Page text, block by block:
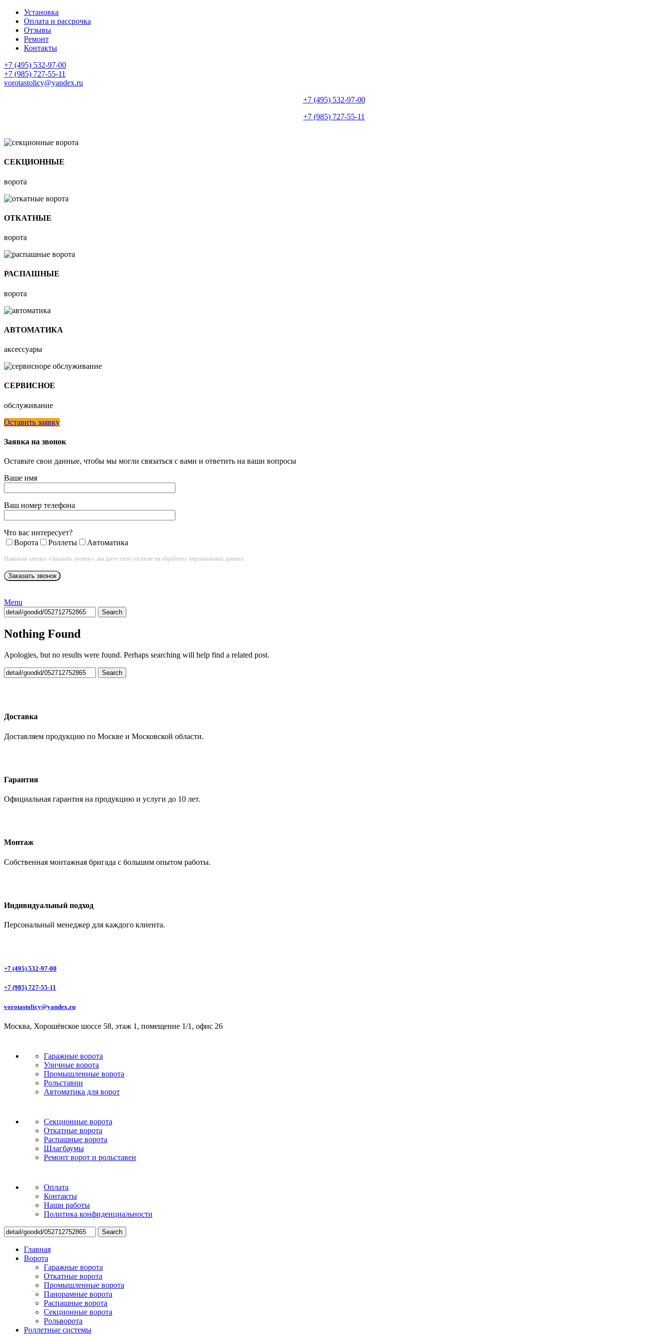
Установка
Оплата и рассрочка
Отзывы
Ремонт
Контакты
+7 (495) 532-97-00
+7 (985) 727-55-11
vorotastolicy@yandex.ru
+7 (495) 532-97-00
+7 (985) 727-55-11
СЕКЦИОННЫЕ
ворота
ОТКАТНЫЕ
ворота
РАСПАШНЫЕ
ворота
АВТОМАТИКА
аксессуары
СЕРВИСНОЕ
обслуживание
Оставить заявку
Заявка на звонок
Оставьте свои данные, чтобы мы могли связаться с вами и ответить на ваши вопросы
Ваше имя
Ваш номер телефона
Что вас интересует?
Ворота
Роллеты Автоматика
Нажимая кнопку «Заказать звонок», вы даёте свое согласие на обработку персональных данных
Menu
Search
Nothing Found
Apologies, but no results were found. Perhaps searching will help find a related post.
Search
Доставка
Доставляем продукцию по Москве и Московской области.
Гарантия
Официальная гарантия на продукцию и услуги до 10 лет.
Монтаж
Собственная монтажная бригада с большим опытом работы.
Индивидуальный подход
Персональный менеджер для каждого клиента.
+7 (495) 532-97-00
+7 (985) 727-55-11
vorotastolicy@yandex.ru
Москва, Хорошёвское шоссе 58, этаж 1, помещение 1/1, офис 26
Гаражные ворота
Уличные ворота
Промышленные ворота
Рольставни
Автоматика для ворот
Секционные ворота
Откатные ворота
Распашные ворота
Шлагбаумы
Ремонт ворот и рольставен
Оплата
Контакты
Наши работы
Политика конфиденциальности
Search
Главная
Ворота
Гаражные ворота
Откатные ворота
Промышленные ворота
Панорамные ворота
Распашные ворота
Секционные ворота
Рольворота
Роллетные системы